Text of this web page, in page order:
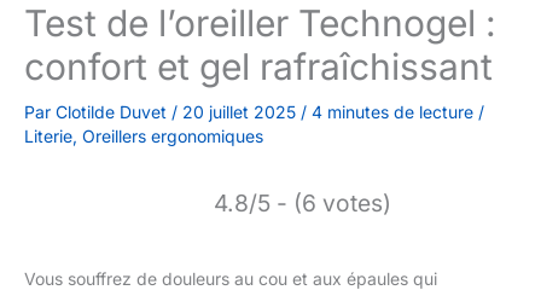
Test de l’oreiller Technogel :
confort et gel rafraîchissant
Par Clotilde Duvet / 20 juillet 2025 / 4 minutes de lecture /
Literie, Oreillers ergonomiques
4.8/5 - (6 votes)
Vous souffrez de douleurs au cou et aux épaules qui